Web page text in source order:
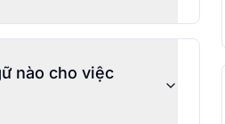
nào cho việc